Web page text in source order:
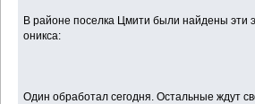
В районе поселка Цмити были найдены эти
оникса:
Один обработал сегодня. Остальные ждут